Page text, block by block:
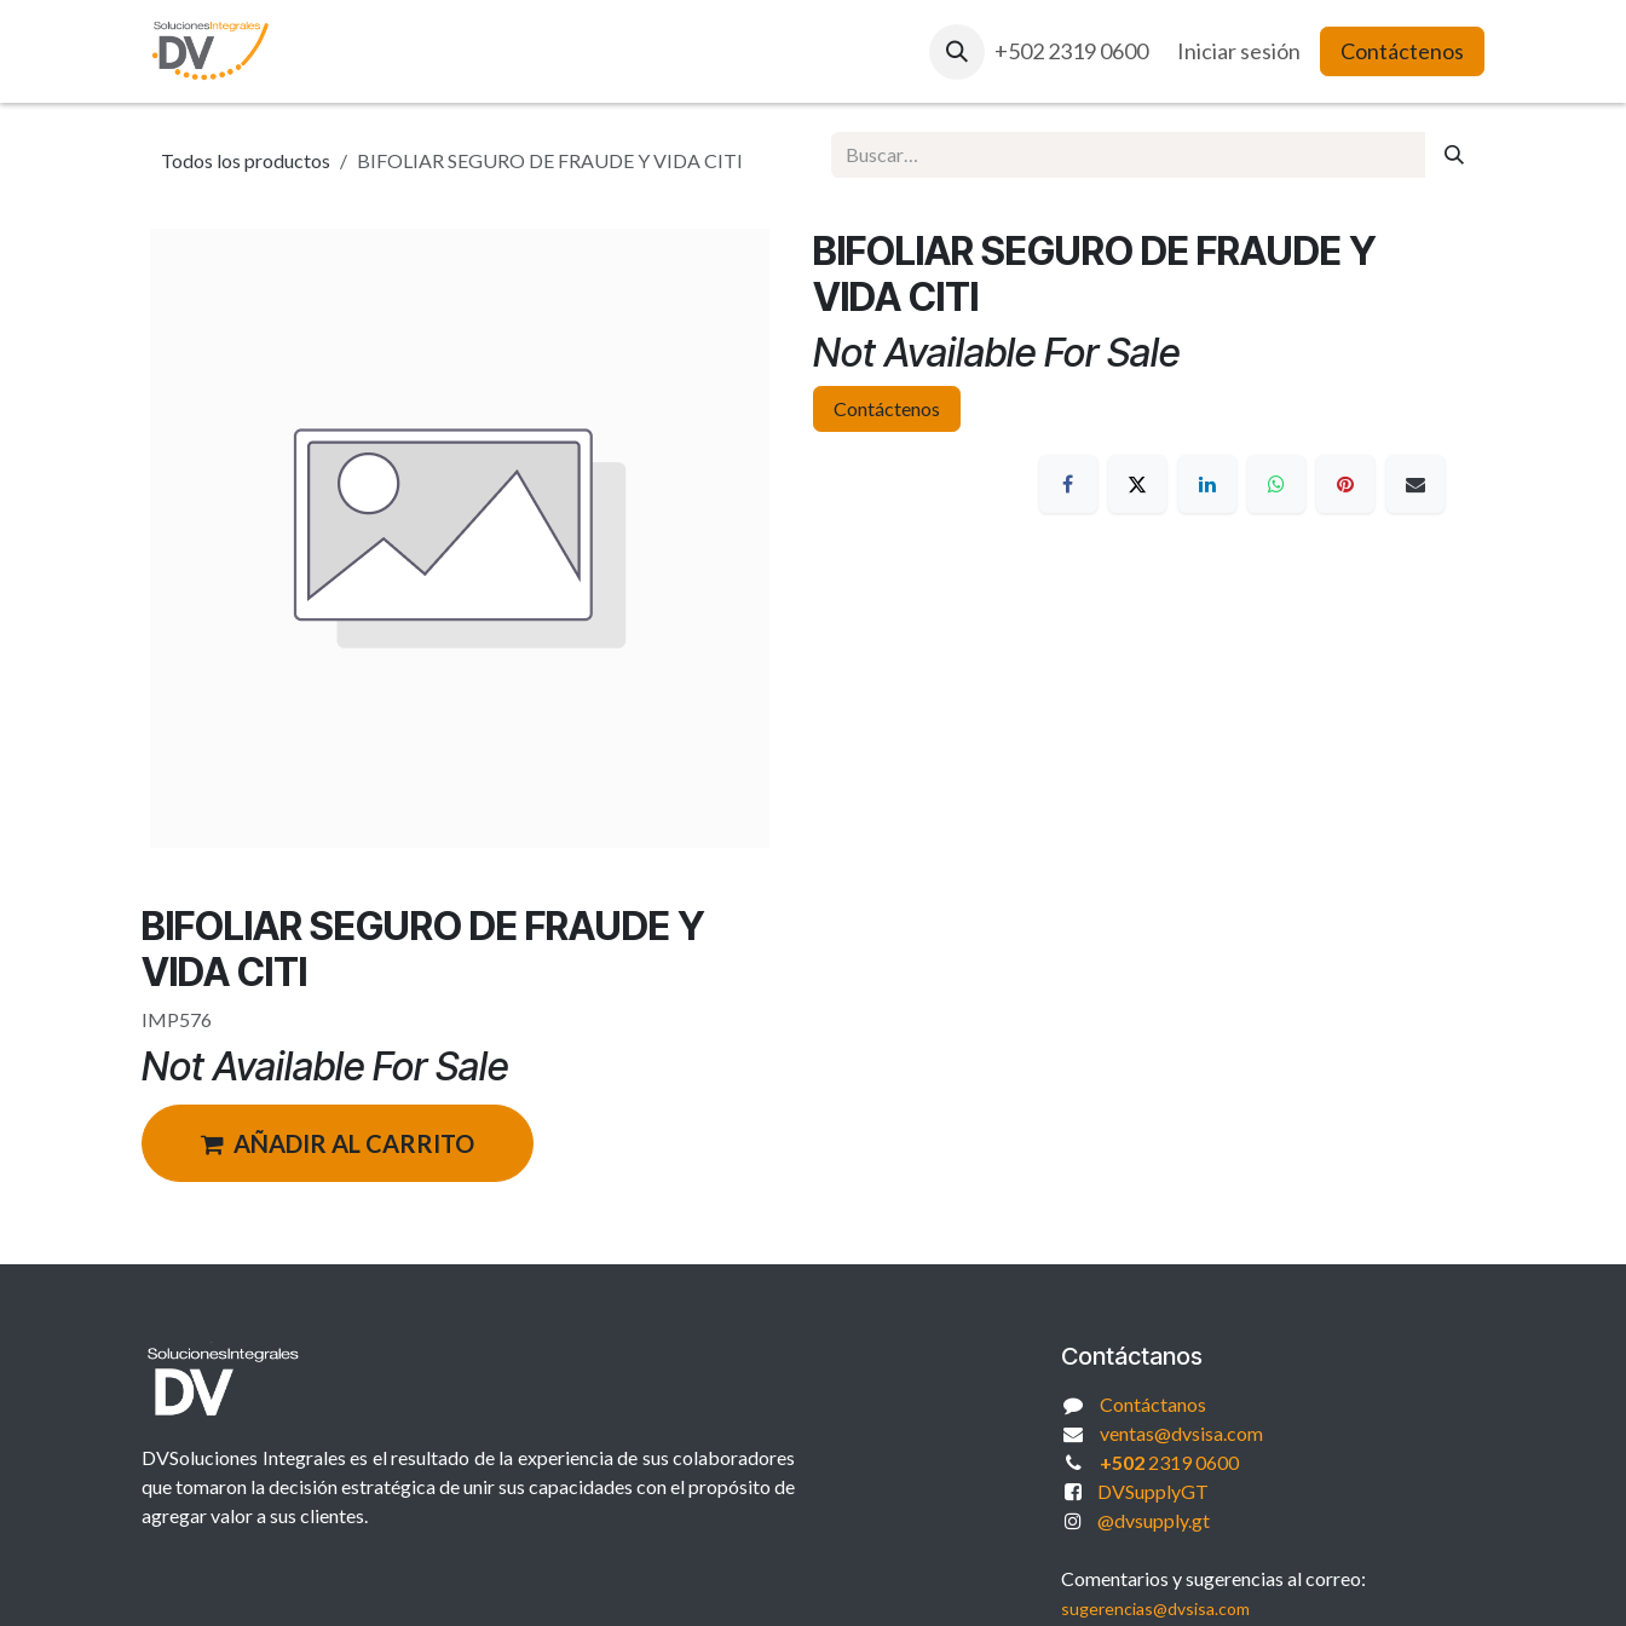
Ventas Corporativas Reportes Web
+502 2319 0600 Iniciar sesión Contáctenos
Todos los productos BIFOLIAR SEGURO DE FRAUDE Y VIDA CITI
BIFOLIAR SEGURO DE FRAUDE Y
VIDA CITI
Not Available For Sale
Contáctenos
BIFOLIAR SEGURO DE FRAUDE Y
VIDA CITI
IMP576
Not Available For Sale
AÑADIR AL CARRITO
DVSoluciones Integrales es el resultado de la experiencia de sus colaboradores
que tomaron la decisión estratégica de unir sus capacidades con el propósito de
agregar valor a sus clientes.
Contáctanos
Contáctanos
ventas@dvsisa.com
+5022319 0600
DVSupplyGT
@dvsupply.gt
Comentarios y sugerencias al correo:
sugerencias@dvsisa.com